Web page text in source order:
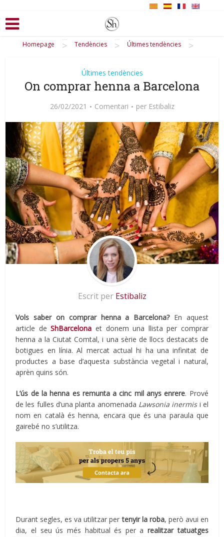
Homepage > Tendències > Últimes tendències >
Últimes tendències
On comprar henna a Barcelona
26/02/2021 Comentari per Estibaliz
Escrit per Estibaliz
Vols saber on comprar henna a Barcelona?En aquest
article deShBarcelona et donem una llista per comprar
henna a la Ciutat Comtal, i una sèrie de llocs destacats de
botigues en línia. Al mercat actual hi ha una infinitat de
productes a base d’aquesta substància vegetal i natural,
aprèn quins són.
L’ús de la henna es remunta a cinc mil anys enrere. Prové
de les fulles d’una planta anomenada Lawsonia inermisi el
nom en català és henna, encara que és una paraula que
gairebé no s’utilitza.
Durant segles, es va utilitzar pertenyir la roba, però avui en
dia, el seu ús més habitual és per arealitzar tatuatges